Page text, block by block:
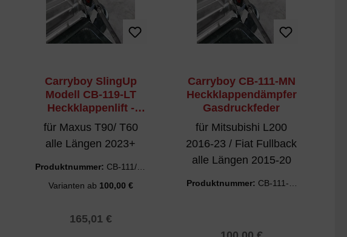
Carryboy SlingUp
Modell CB-119-LT
Heckklappenlift -
beide Richtungen
für Maxus T90/ T60
alle Längen 2023+
Produktnummer: CB-111/11
Varianten ab 100,00 €
Regulärer Preis:
165,01 €
Carryboy CB-111-MN
Heckklappendämpfer
Gasdruckfeder
für Mitsubishi L200
2016-23 / Fiat Fullback
alle Längen 2015-20
Produktnummer: CB-111-M
Regulärer Preis: